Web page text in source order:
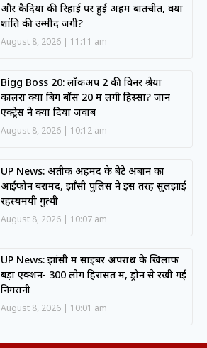
और कैदियों की रिहाई पर हुई अहम बातचीत, क्या
शांति की उम्मीद जगी?
August 8, 2026 11:11 am
Bigg Boss 20: लॉकअप 2 की विनर श्रेया
कालरा क्या बिग बॉस 20 में लेंगी हिस्सा? जानें
एक्ट्रेस ने क्या दिया जवाब
August 8, 2026 10:12 am
UP News: अतीक अहमद के बेटे अबान का
आईफोन बरामद, झाँसी पुलिस ने इस तरह सुलझाई
रहस्यमयी गुत्थी
August 8, 2026 10:07 am
UP News: झांसी में साइबर अपराध के खिलाफ
बड़ा एक्शन- 300 लोग हिरासत में, ड्रोन से रखी गई
निगरानी
August 8, 2026 10:01 am